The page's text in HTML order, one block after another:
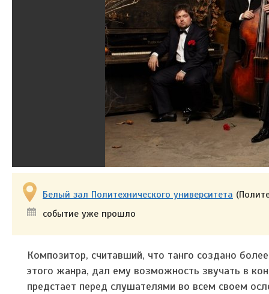
Белый зал Политехнического университета
событие уже прошло
Композитор, считавший, что танго создано
этого жанра, дал ему возможность звучать в
предстает перед слушателями во всем своем